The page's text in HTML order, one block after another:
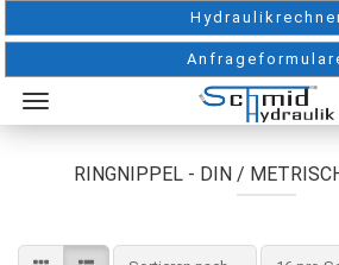
RINGNIPPEL - DIN /